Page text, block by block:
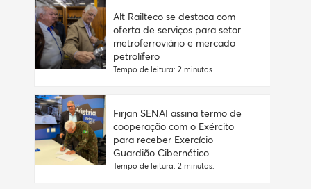
Alt Railteco se destaca com
oferta de serviços para setor
metroferroviário e mercado
petrolífero
Tempo de leitura: 2 minutos.
Firjan SENAI assina termo de
cooperação com o Exército
para receber Exercício
Guardião Cibernético
Tempo de leitura: 2 minutos.